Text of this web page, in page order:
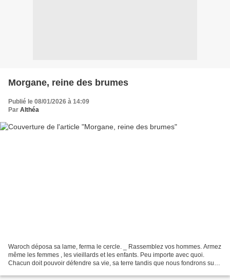
Morgane, reine des brumes
Publié le 08/01/2026 à 14:09
Par Althéa
Waroch déposa sa lame, ferma le cercle. _ Rassemblez vos hommes. Armez
même les femmes , les vieillards et les enfants. Peu importe avec quoi.
Chacun doit pouvoir défendre sa vie, sa terre tandis que nous fondrons sur